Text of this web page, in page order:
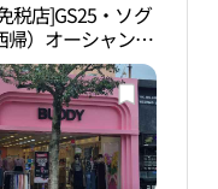
税店]GS25・ソグ
帰）オーシャン店
서귀오션점)